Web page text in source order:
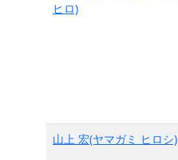
ヒロ)
山上 宏(ヤマガミ ヒロシ)